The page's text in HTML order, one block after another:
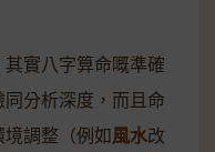
實八字算命嘅準確
同分析深度，而且命
調整（例如風水改